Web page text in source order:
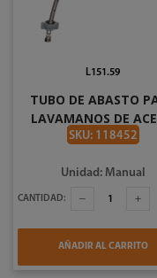
TUBO DE ABASTO
LAVAMANOS DE
INOXIDABLE DE 3/8 X
SKU: 118452
L151.59
Unidad: Manual
CANTIDAD:
AÑADIR AL CARRITO